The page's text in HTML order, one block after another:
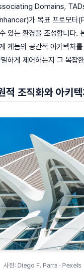
Domains,
가 목표 프로모
있는 환경을 조성합니다.
게놈의 공간적 아키텍처
하게 제어하는지 그 복잡
적 조직화와 아키
사진: Diego F. Parra · Pexels